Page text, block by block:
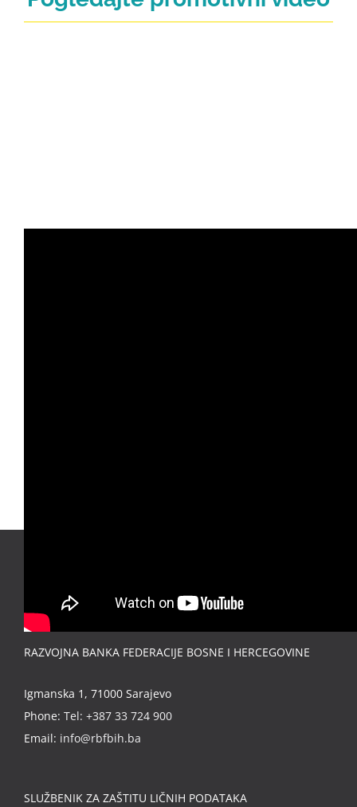
RAZVOJNA BANKA FEDERACIJE BOSNE I HERCEGOVINE
Igmanska 1, 71000 Sarajevo
Phone: Tel: +387 33 724 900
Email: info@rbfbih.ba
SLUŽBENIK ZA ZAŠTITU LIČNIH PODATAKA